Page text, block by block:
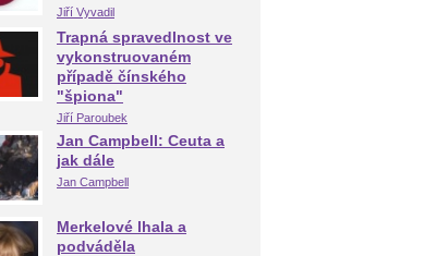
Jiří Vyvadil
Trapná spravedlnost ve
vykonstruovaném
případě čínského
"špiona"
Jiří Paroubek
Jan Campbell: Ceuta a
jak dále
Jan Campbell
Merkelové lhala a
podváděla